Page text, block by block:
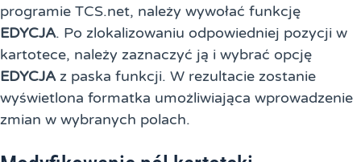
programie TCS.net, należy wywołać funkcję
EDYCJA. Po zlokalizowaniu odpowiedniej pozycji w
kartotece, należy zaznaczyć ją i wybrać opcję
EDYCJAz paska funkcji. W rezultacie zostanie
wyświetlona formatka umożliwiająca wprowadzenie
zmian w wybranych polach.